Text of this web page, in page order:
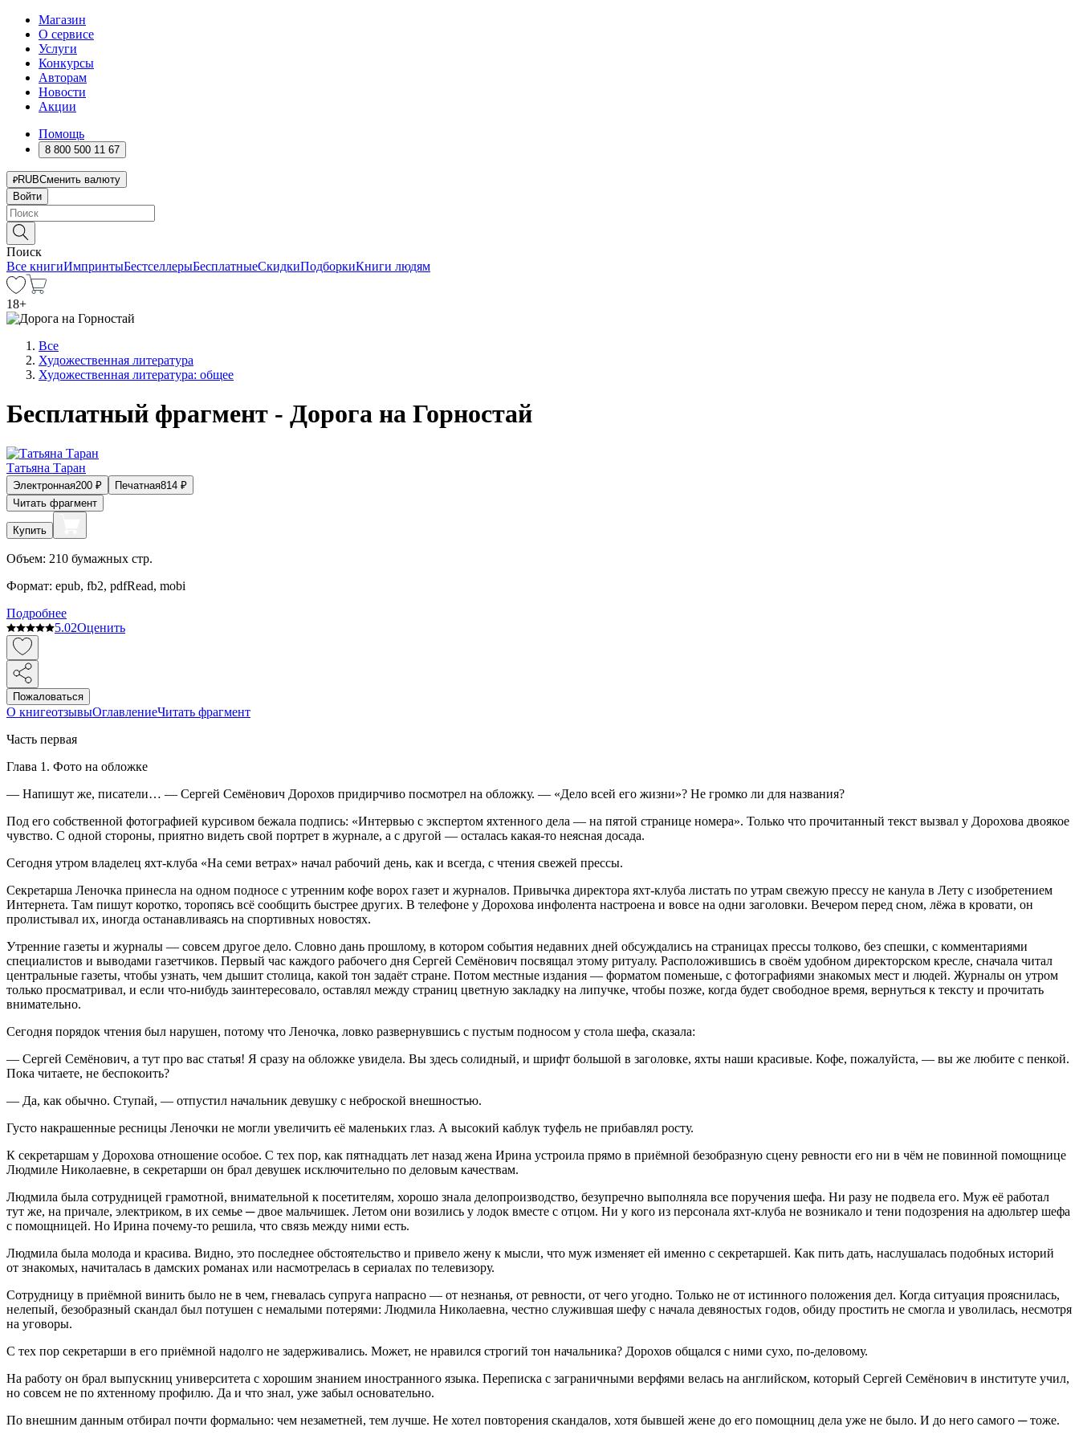
Магазин
О сервисе
Услуги
Конкурсы
Авторам
Новости
Акции
Помощь
8 800 500 11 67
RUBСменить валюту
Войти
Поиск
Все книгиИмпринтыБестселлерыБесплатныеСкидкиПодборкиКниги людям
18+
Все
Художественная литература
Художественная литература: общее
Бесплатный фрагмент - Дорога на Горностай
Татьяна Таран
Электронная200 ₽ Печатная814 ₽
Читать фрагмент
Купить
Объем: 210 бумажных стр.
Формат: epub, fb2, pdfRead, mobi
Подробнее
5.02Оценить
Пожаловаться
О книгеотзывыОглавлениеЧитать фрагмент
Часть первая
Глава 1. Фото на обложке
— Напишут же, писатели… — Сергей Семёнович Дорохов придирчиво посмотрел на обложку. — «Дело всей его жизни»? Не громко ли для названия?
Под его собственной фотографией курсивом бежала подпись: «Интервью с экспертом яхтенного дела — на пятой странице номера». Только что прочитанный текст вызвал у Дорохова двоякое
чувство. С одной стороны, приятно видеть свой портрет в журнале, а с другой — осталась какая-то неясная досада.
Сегодня утром владелец яхт-клуба «На семи ветрах» начал рабочий день, как и всегда, с чтения свежей прессы.
Секретарша Леночка принесла на одном подносе с утренним кофе ворох газет и журналов. Привычка директора яхт-клуба листать по утрам свежую прессу не канула в Лету с изобретением
Интернета. Там пишут коротко, торопясь всё сообщить быстрее других. В телефоне у Дорохова инфолента настроена и вовсе на одни заголовки. Вечером перед сном, лёжа в кровати, он
пролистывал их, иногда останавливаясь на спортивных новостях.
Утренние газеты и журналы — совсем другое дело. Словно дань прошлому, в котором события недавних дней обсуждались на страницах прессы толково, без спешки, с комментариями
специалистов и выводами газетчиков. Первый час каждого рабочего дня Сергей Семёнович посвящал этому ритуалу. Расположившись в своём удобном директорском кресле, сначала читал
центральные газеты, чтобы узнать, чем дышит столица, какой тон задаёт стране. Потом местные издания — форматом поменьше, с фотографиями знакомых мест и людей. Журналы он утром
только просматривал, и если что-нибудь заинтересовало, оставлял между страниц цветную закладку на липучке, чтобы позже, когда будет свободное время, вернуться к тексту и прочитать
внимательно.
Сегодня порядок чтения был нарушен, потому что Леночка, ловко развернувшись с пустым подносом у стола шефа, сказала:
— Сергей Семёнович, а тут про вас статья! Я сразу на обложке увидела. Вы здесь солидный, и шрифт большой в заголовке, яхты наши красивые. Кофе, пожалуйста, — вы же любите с пенкой.
Пока читаете, не беспокоить?
— Да, как обычно. Ступай, — отпустил начальник девушку с неброской внешностью.
Густо накрашенные ресницы Леночки не могли увеличить её маленьких глаз. А высокий каблук туфель не прибавлял росту.
К секретаршам у Дорохова отношение особое. С тех пор, как пятнадцать лет назад жена Ирина устроила прямо в приёмной безобразную сцену ревности его ни в чём не повинной помощнице
Людмиле Николаевне, в секретарши он брал девушек исключительно по деловым качествам.
Людмила была сотрудницей грамотной, внимательной к посетителям, хорошо знала делопроизводство, безупречно выполняла все поручения шефа. Ни разу не подвела его. Муж её работал
тут же, на причале, электриком, в их семье ─ двое мальчишек. Летом они возились у лодок вместе с отцом. Ни у кого из персонала яхт-клуба не возникало и тени подозрения на адюльтер шефа
с помощницей. Но Ирина почему-то решила, что связь между ними есть.
Людмила была молода и красива. Видно, это последнее обстоятельство и привело жену к мысли, что муж изменяет ей именно с секретаршей. Как пить дать, наслушалась подобных историй
от знакомых, начиталась в дамских романах или насмотрелась в сериалах по телевизору.
Сотрудницу в приёмной винить было не в чем, гневалась супруга напрасно — от незнанья, от ревности, от чего угодно. Только не от истинного положения дел. Когда ситуация прояснилась,
нелепый, безобразный скандал был потушен с немалыми потерями: Людмила Николаевна, честно служившая шефу с начала девяностых годов, обиду простить не смогла и уволилась, несмотря
на уговоры.
С тех пор секретарши в его приёмной надолго не задерживались. Может, не нравился строгий тон начальника? Дорохов общался с ними сухо, по-деловому.
На работу он брал выпускниц университета с хорошим знанием иностранного языка. Переписка с заграничными верфями велась на английском, который Сергей Семёнович в институте учил,
но совсем не по яхтенному профилю. Да и что знал, уже забыл основательно.
По внешним данным отбирал почти формально: чем незаметней, тем лучше. Не хотел повторения скандалов, хотя бывшей жене до его помощниц дела уже не было. И до него самого ─ тоже.